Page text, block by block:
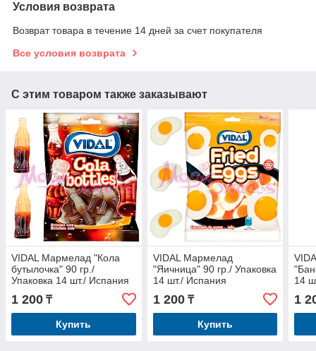
Условия возврата
Возврат товара в течение 14 дней за счет покупателя
Все условия возврата
С этим товаром также заказывают
VIDAL Мармелад "Кола
бутылочка" 90 гр./
Упаковка 14 шт./ Испания
1 200 ₸
Купить
VIDAL Мармелад
"Яичница" 90 гр./ Упаковка
14 шт./ Испания
1 200₸
Купить
14
1